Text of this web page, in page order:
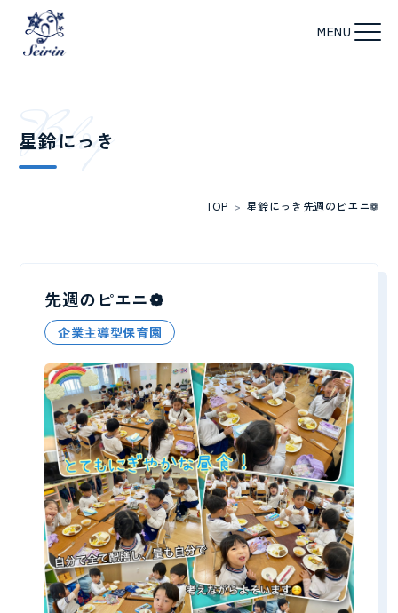
Blog
星鈴にっき
TOP > 星鈴にっき 先週のピエニ❁
先週のピエニ❁
企業主導型保育園